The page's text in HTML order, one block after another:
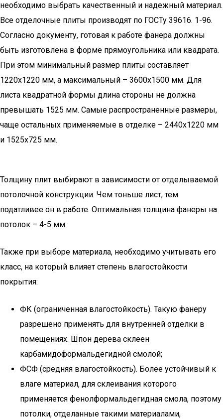
необходимо выбрать качественный и надежный материал.
Все отделочные плиты производят по ГОСТу 39616. 1-96.
Согласно документу, готовая к работе фанера должны
быть изготовлена в форме прямоугольника или квадрата.
При этом минимальный размер плиты составляет
1220х1220 мм, а максимальный – 3600х1500 мм. Для
листа квадратной формы длина стороны не должна
превышать 1525 мм. Самые распространенные размеры,
чаще остальных применяемые в отделке – 2440х1220 мм
и 1525х725 мм.
Толщину плит выбирают в зависимости от отделываемой
потолочной конструкции. Чем тоньше лист, тем
податливее он в работе. Оптимальная толщина фанеры на
потолок – 4-5 мм.
Также при выборе материала, необходимо учитывать его
класс, на который влияет степень влагостойкости
покрытия:
ФК (ограниченная влагостойкость). Такую фанеру
разрешено применять для внутренней отделки в
помещениях. Шпон дерева склеен
карбамидоформальдегидной смолой;
ФСФ (средняя влагостойкость). Более устойчивый к
влаге материал, для склеивания которого
применяется фенолформальдегидная смола, поэтому
потолки, отделанные такими материалами,